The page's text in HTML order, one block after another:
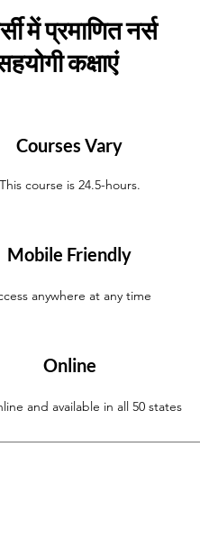
में प्रमाणित नर्स
कक्षाएं
Courses Vary
This course is 24.5-hours.
Mobile Friendly
anywhere at any time
Online
and available in all 50 states